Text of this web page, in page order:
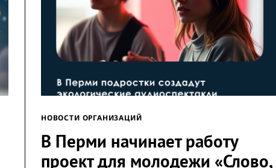
НОВОСТИ ОРГАНИЗАЦИЙ
В Перми начинает работу
проект для молодежи «Слово,